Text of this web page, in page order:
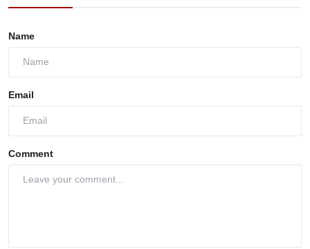
Name
Email
Comment